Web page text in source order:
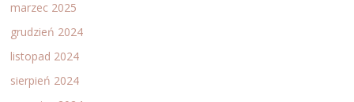
marzec 2025
grudzień 2024
listopad 2024
sierpień 2024